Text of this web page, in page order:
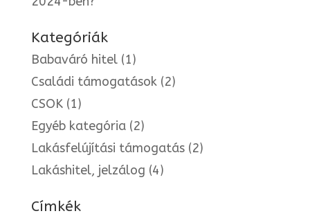
Kategóriák
Babaváró hitel(1)
Családi támogatások(2)
CSOK(1)
Egyéb kategória(2)
Lakásfelújítási támogatás(2)
Lakáshitel, jelzálog (4)
Címkék